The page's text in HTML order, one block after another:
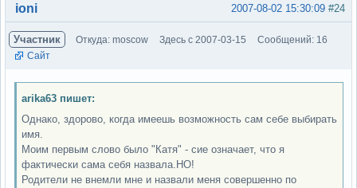
Вне форума #24
2007-08-02 15:30:09
ioni
Участник Откуда: moscow Здесь с 2007-03-15
Сообщений: 16
Сайт
arika63 пишет:
Однако, здорово, когда имеешь возможность сам себе выбирать
имя.
Моим первым слово было "Катя" - сие означает, что я
фактически сама себя назвала.НО!
Родители не внемли мне и назвали меня совершенно по